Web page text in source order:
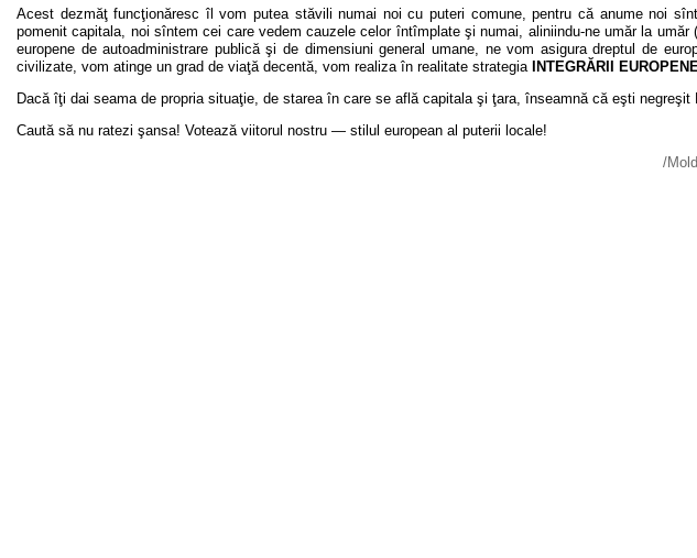
Acest dezmăţ funcţionăresc îl vom putea stăvili numai noi cu puteri comune, pentru că anume noi
pomenit capitala, noi sîntem cei care vedem cauzele celor întîmplate şi numai, aliniindu-ne umăr la umăr
europene de autoadministrare publică şi de dimensiuni general umane, ne vom asigura dreptul de
civilizate, vom atinge un grad de viaţă decentă, vom realiza în realitate strategia INTEGRĂRII
Dacă îţi dai seama de propria situaţie, de starea în care se află capitala şi ţara, înseamnă că eşti negreşit
Caută să nu ratezi şansa! Votează viitorul nostru — stilul european al puterii locale!
/